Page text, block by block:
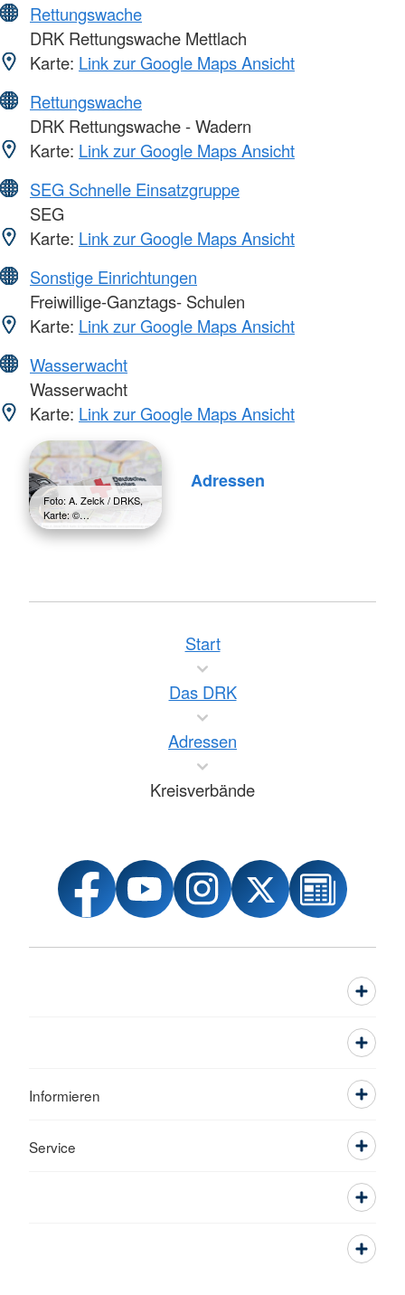
Rettungswache
DRK Rettungswache Mettlach
Karte: Link zur Google Maps Ansicht
Rettungswache
DRK Rettungswache - Wadern
Karte: Link zur Google Maps Ansicht
SEG Schnelle Einsatzgruppe
SEG
Karte: Link zur Google Maps Ansicht
Sonstige Einrichtungen
Freiwillige-Ganztags- Schulen
Karte: Link zur Google Maps Ansicht
Wasserwacht
Wasserwacht
Karte: Link zur Google Maps Ansicht
Foto: A. Zelck / DRKS,
Karte: ©…
Adressen
Start
Das DRK
Adressen
Kreisverbände
Informieren
Service